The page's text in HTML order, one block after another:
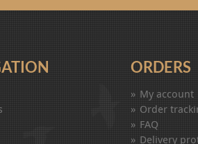
ORDERS
My account
Order
FAQ
Delivery